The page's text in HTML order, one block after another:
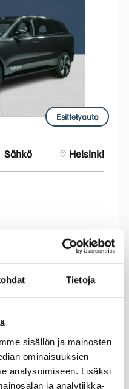
Tietoja
sisällön ja mainosten
ominaisuuksien
analysoimiseen. Lisäksi
ja analytiikka-
Esittelyauto
Sähkö Helsinki
alk. 962 €/kk